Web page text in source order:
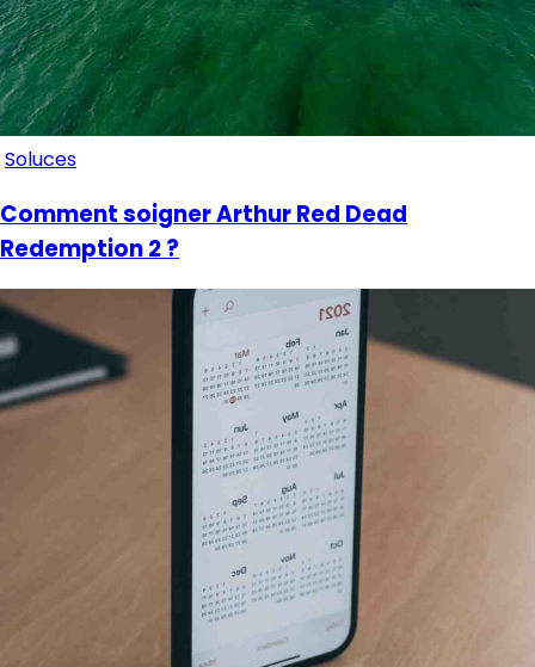
Soluces
Comment soigner Arthur Red Dead
Redemption 2 ?